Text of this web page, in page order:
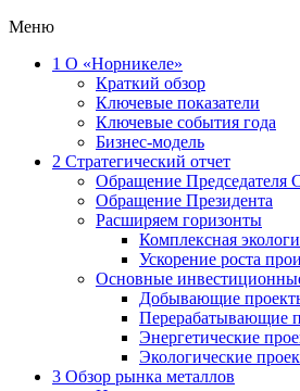
Меню
1 О «Норникеле»
Краткий обзор
Ключевые показатели
Ключевые события года
Бизнес-модель
2 Стратегический отчет
Обращение Председателя
Обращение Президента
Расширяем горизонты
Комплексная
Ускорение роста
Основные
Добывающие
Перерабатывающие
Энергетические
Экологические
3 Обзор рынка металлов